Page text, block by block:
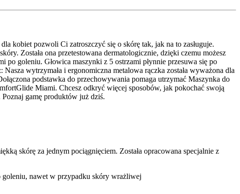
kobiet pozwoli Ci zatroszczyć się o skórę tak, jak na to zasługuje.
Została ona przetestowana dermatologicznie, dzięki czemu możesz
po goleniu. Głowica maszynki z 5 ostrzami płynnie przesuwa się po
wytrzymała i ergonomiczna metalowa rączka została wyważona dla
podstawka do przechowywania pomaga utrzymać Maszynka do
Miami. Chcesz odkryć więcej sposobów, jak pokochać swoją
gamę produktów już dziś.
skórę za jednym pociągnięciem. Została opracowana specjalnie z
goleniu, nawet w przypadku skóry wrażliwej